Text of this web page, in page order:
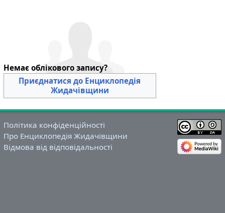
Немає облікового запису?
Приєднатися до Енциклопедія
Жидачівщини
Політика конфіденційності
Про Енциклопедія Жидачівщини
Відмова від відповідальності